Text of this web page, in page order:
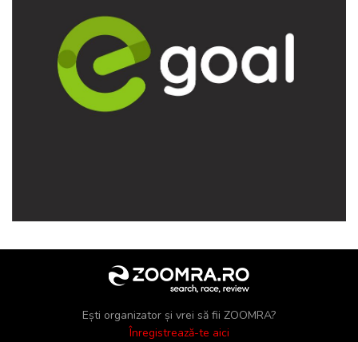
Ești organizator și vrei să fii ZOOMRA?
Înregistrează-te aici